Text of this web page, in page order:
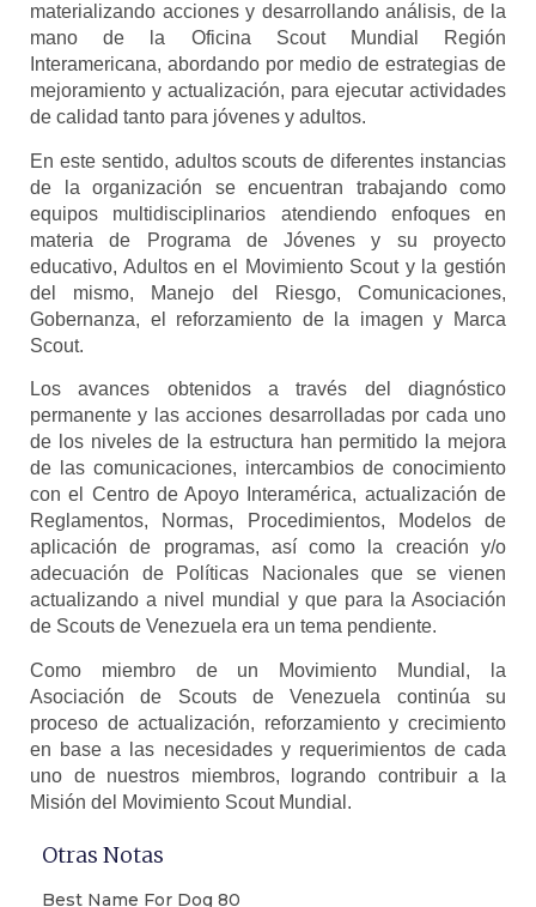
materializando acciones y desarrollando análisis, de la
mano de la Oficina Scout Mundial Región
Interamericana, abordando por medio de estrategias de
mejoramiento y actualización, para ejecutar actividades
de calidad tanto para jóvenes y adultos.
En este sentido, adultos scouts de diferentes instancias
de la organización se encuentran trabajando como
equipos multidisciplinarios atendiendo enfoques en
materia de Programa de Jóvenes y su proyecto
educativo, Adultos en el Movimiento Scout y la gestión
del mismo, Manejo del Riesgo, Comunicaciones,
Gobernanza, el reforzamiento de la imagen y Marca
Scout.
Los avances obtenidos a través del diagnóstico
permanente y las acciones desarrolladas por cada uno
de los niveles de la estructura han permitido la mejora
de las comunicaciones, intercambios de conocimiento
con el Centro de Apoyo Interamérica, actualización de
Reglamentos, Normas, Procedimientos, Modelos de
aplicación de programas, así como la creación y/o
adecuación de Políticas Nacionales que se vienen
actualizando a nivel mundial y que para la Asociación
de Scouts de Venezuela era un tema pendiente.
Como miembro de un Movimiento Mundial, la
Asociación de Scouts de Venezuela continúa su
proceso de actualización, reforzamiento y crecimiento
en base a las necesidades y requerimientos de cada
uno de nuestros miembros, logrando contribuir a la
Misión del Movimiento Scout Mundial.
Otras Notas
Best Name For Dog 80